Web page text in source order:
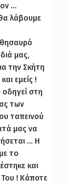
…
λάβουμε
μας,
την Σκήτη
εμείς !
στη
των
ταπεινού
μας να
… Η
το
και
! Κάποτε